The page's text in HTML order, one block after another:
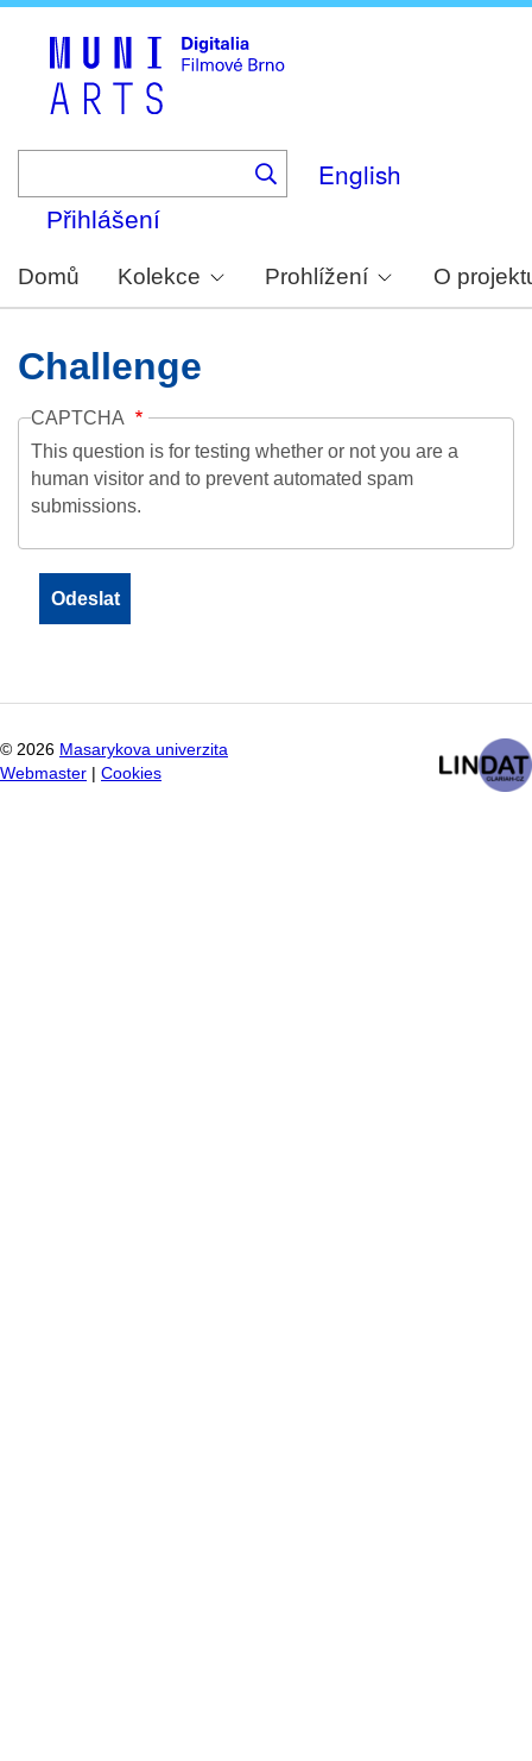
English
Přihlášení
Domů Kolekce Prohlížení O
Challenge
CAPTCHA
This question is for testing whether or not you are a
human visitor and to prevent automated spam
submissions.
© 2026 Masarykova univerzita
Webmaster
Cookies